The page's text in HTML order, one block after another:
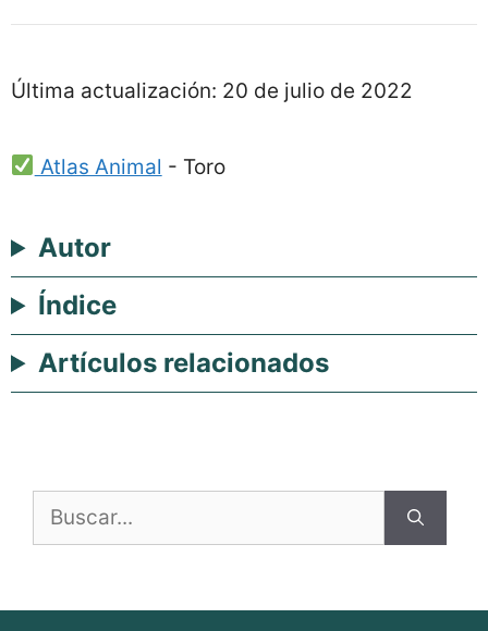
Última actualización: 20 de julio de 2022
Atlas Animal - Toro
Autor
Índice
Artículos relacionados
Buscar: